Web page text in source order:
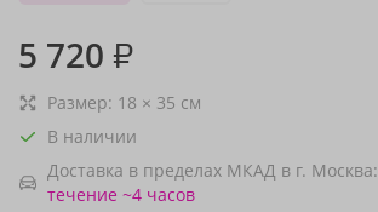
5 720 ₽
Размер: 18 × 35 см
В наличии
Доставка в пределах МКАД в г. Москва:
течение ~4 часов